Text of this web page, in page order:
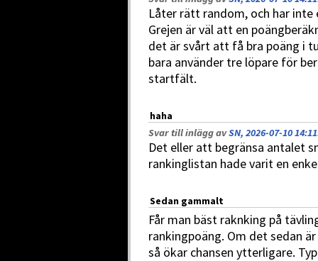
Låter rätt random, och har
Grejen är väl att en
det är svårt att få bra poäng i
bara använder tre löpare för
startfält.
haha
Svar till inlägg avSN, 2026-07-10 14:11
Det eller att begränsa antalet
rankinglistan hade varit en
Sedan gammalt
Får man bäst raknking på
rankingpoäng. Om det sedan
så ökar chansen ytterligare.